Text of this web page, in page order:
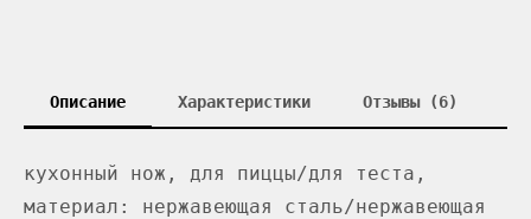
Описание Характеристики Отзывы (6)
кухонный нож, для пиццы/для теста,
материал: нержавеющая сталь/нержавеющая